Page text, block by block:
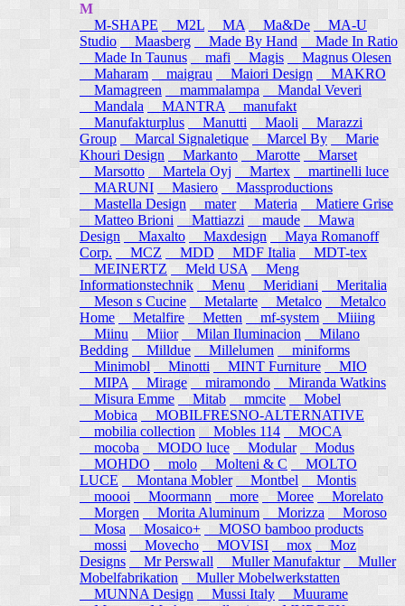
M
M-SHAPE
M2L MA Ma&De
MA-U
Studio
Maasberg Made By Hand
Made In Ratio
Made In Taunus
mafi Magis
Magnus Olesen
Maharam
maigrau Maiori Design
MAKRO
Mamagreen
mammalampa
Mandal Veveri
Mandala
MANTRA
manufakt
Manufakturplus
Manutti Maoli
Marazzi
Group
Marcal Signaletique Marcel By
Marie
Khouri Design
Markanto Marotte
Marset
Marsotto
Martela Oyj Martex
martinelli luce
MARUNI
Masiero
Massproductions
Mastella Design
mater Materia
Matiere Grise
Matteo Brioni
Mattiazzi maude
Mawa
Design
Maxalto Maxdesign
Maya Romanoff
Corp.
MCZ MDD MDF Italia
MDT-tex
MEINERTZ
Meld USA
Meng
Informationstechnik
Menu Meridiani
Meritalia
Meson s Cucine
Metalarte Metalco
Metalco
Home Metalfire Metten mf-system
Miiing
Miinu
Miior Milan Iluminacion
Milano
Bedding
Milldue Millelumen
miniforms
Minimobl Minotti MINT Furniture
MIO
MIPA
Mirage miramondo
Miranda Watkins
Misura Emme
Mitab mmcite
Mobel
Mobica
MOBILFRESNO-ALTERNATIVE
mobilia collection
Mobles 114
MOCA
mocoba
MODO luce Modular
Modus
MOHDO
molo Molteni & C
MOLTO
LUCE
Montana Mobler Montbel
Montis
moooi
Moormann more Moree
Morelato
Morgen
Morita Aluminum Morizza
Moroso
Mosa
Mosaico+
MOSO bamboo products
mossi
Movecho MOVISI mox
Moz
Designs
Mr Perswall Muller Manufaktur
Muller
Mobelfabrikation
Muller Mobelwerkstatten
MUNNA Design
Mussi Italy
Muurame